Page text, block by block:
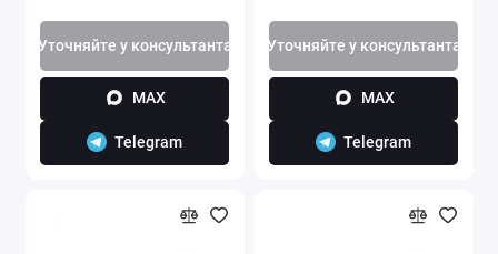
Уточняйте у консультанта
MAX
Telegram
Уточняйте у консультанта
MAX
Telegram